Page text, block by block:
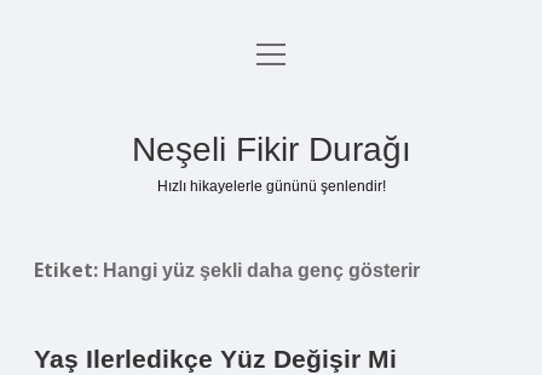
Anasayfa
menüyü
Neşeli Fikir Durağı
Hızlı hikayelerle gününü şenlendir!
Etiket: Hangi yüz şekli daha genç gösterir
Yaş Ilerledikçe Yüz Değişir Mi